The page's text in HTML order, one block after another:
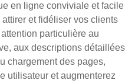
en ligne conviviale et facile
et fidéliser vos clients
particulière au
aux descriptions détaillées
chargement des pages,
utilisateur et augmenterez